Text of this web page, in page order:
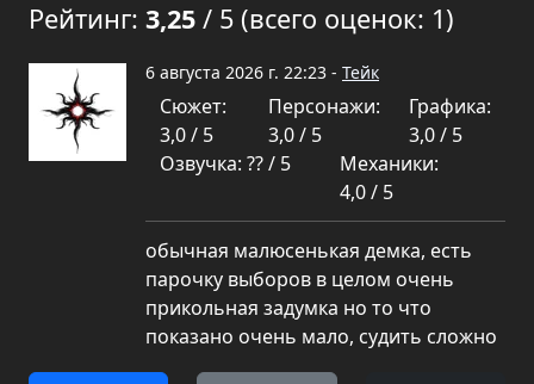
Рейтинг: 3,25 / 5 (всего оценок: 1)
6 августа 2026 г. 22:23 - Тейк
Сюжет:
3,0 / 5
Персонажи:
3,0 / 5
Графика:
3,0 / 5
Озвучка: ?? / 5
Механики:
4,0 / 5
обычная малюсенькая демка, есть
парочку выборов в целом очень
прикольная задумка но то что
показано очень мало, судить сложно